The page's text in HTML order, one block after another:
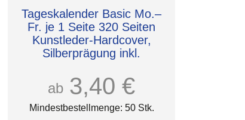
Tageskalender Basic Mo.–
Fr. je 1 Seite 320 Seiten
Kunstleder-Hardcover,
Silberprägung inkl.
ab 3,40 €
Mindestbestellmenge: 50 Stk.